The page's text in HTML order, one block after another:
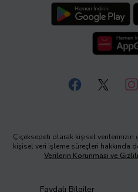
Çiçeksepeti olarak kişisel
kişisel veri işleme süreçleri hakkında
Verilerin Korunması ve
Faydalı Bilgiler